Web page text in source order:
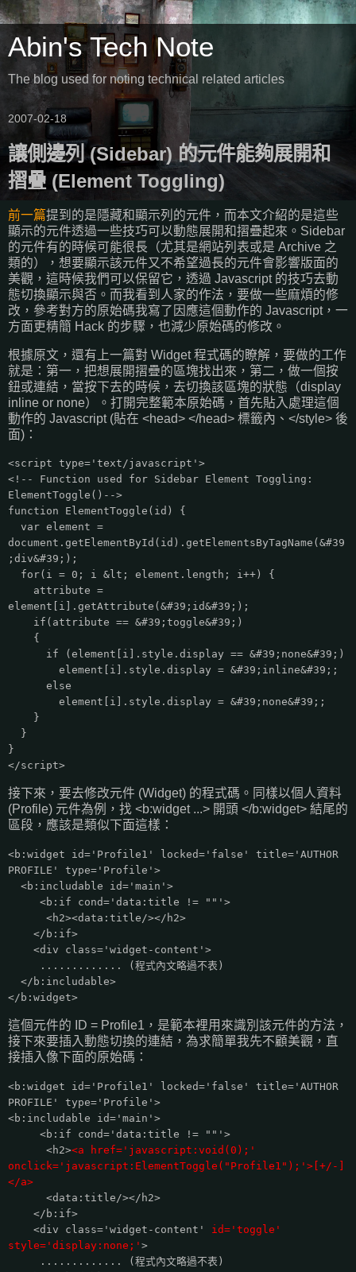
Abin's Tech Note
The blog used for noting technical related articles
2007-02-18
讓側邊列 (Sidebar) 的元件能夠展開和
摺疊 (Element Toggling)
前一篇提到的是隱藏和顯示列的元件，而本文介紹的是這些
顯示的元件透過一些技巧可以動態展開和摺疊起來。Sidebar
的元件有的時候可能很長（尤其是網站列表或是 Archive 之
類的），想要顯示該元件又不希望過長的元件會影響版面的
美觀，這時候我們可以保留它，透過 Javascript 的技巧去動
態切換顯示與否。而我看到人家的作法，要做一些麻煩的修
改，參考對方的原始碼我寫了因應這個動作的 Javascript，一
方面更精簡 Hack 的步驟，也減少原始碼的修改。
根據原文，還有上一篇對 Widget 程式碼的瞭解，要做的工作
就是：第一，把想展開摺疊的區塊找出來，第二，做一個按
鈕或連結，當按下去的時候，去切換該區塊的狀態（display
inline or none）。打開完整範本原始碼，首先貼入處理這個
動作的 Javascript (貼在 <head> </head> 標籤內、</style> 後
面)：
<script type='text/javascript'>
<!-- Function used for Sidebar Element Toggling:
ElementToggle()-->
function ElementToggle(id) {
var element =
document.getElementById(id).getElementsByTagName(&#39
;div&#39;);
for(i = 0; i &lt; element.length; i++) {
attribute =
element[i].getAttribute(&#39;id&#39;);
if(attribute == &#39;toggle&#39;)
{
if (element[i].style.display == &#39;none&#39;)
element[i].style.display = &#39;inline&#39;;
else
element[i].style.display = &#39;none&#39;;
}
}
}
</script>
接下來，要去修改元件 (Widget) 的程式碼。同樣以個人資料
(Profile) 元件為例，找 <b:widget ...> 開頭 </b:widget> 結尾的
區段，應該是類似下面這樣：
<b:widget id='Profile1' locked='false' title='AUTHOR
PROFILE' type='Profile'>
<b:includable id='main'>
<b:if cond='data:title != ""'>
<h2><data:title/></h2>
</b:if>
<div class='widget-content'>
............. (程式內文略過不表)
</b:includable>
</b:widget>
這個元件的 ID = Profile1，是範本裡用來識別該元件的方法，
接下來要插入動態切換的連結，為求簡單我先不顧美觀，直
接插入像下面的原始碼：
<b:widget id='Profile1' locked='false' title='AUTHOR
PROFILE' type='Profile'>
<b:includable id='main'>
<b:if cond='data:title != ""'>
<h2><a href='javascript:void(0);'
onclick='javascript:ElementToggle("Profile1");'>[+/-]
</a>
<data:title/></h2>
</b:if>
<div class='widget-content'
id='toggle'
style='display:none;' >
............. (程式內文略過不表)